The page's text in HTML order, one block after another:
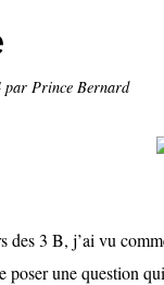
par Prince Bernard
3 B, j’ai vu
poser une question